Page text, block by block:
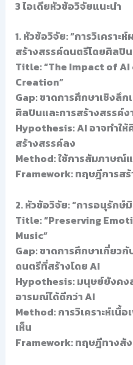
3 ไอเดียหัวข้อวิจัยแนะนำ
1. หัวข้อวิจัย: “การวิเคราะ
สร้างสรรค์ดนตรีโดยศิลปิ
Title: “The Impact of AI
Creation”
Gap: ขาดการศึกษาเชิงลึ
ศิลปินและการสร้างสรรค์
Hypothesis: AI อาจทำใ
สร้างสรรค์ลง
Method: ใช้การสัมภาษณ์แ
Framework: ทฤษฎีการส
2. หัวข้อวิจัย: “การอนุรัก
Title: “Preserving
Music”
Gap: ขาดการศึกษาเกี่ยว
ดนตรีที่สร้างโดย AI
Hypothesis: มนุษย์ยังคง
อารมณ์ได้ดีกว่า AI
Method: การวิเคราะห์เนื้
เห็น
Framework: ทฤษฎีทางสั